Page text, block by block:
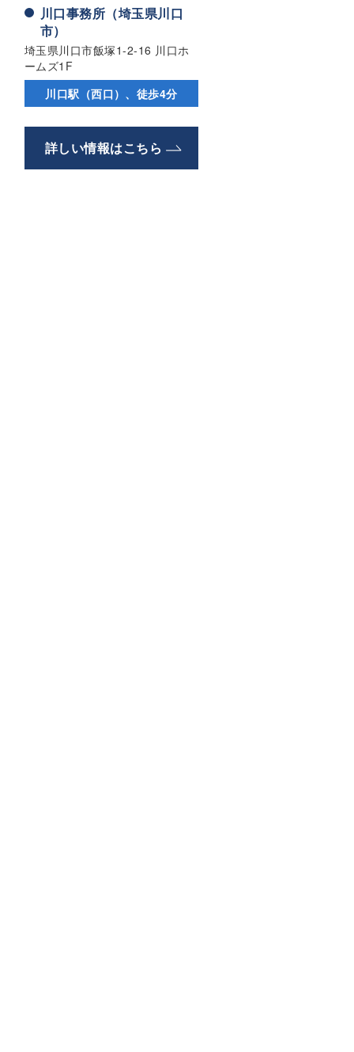
川口事務所（埼玉県川口
市）
埼玉県川口市飯塚1-2-16 川口ホ
ームズ1F
川口駅（西口）、徒歩4分
詳しい情報はこちら